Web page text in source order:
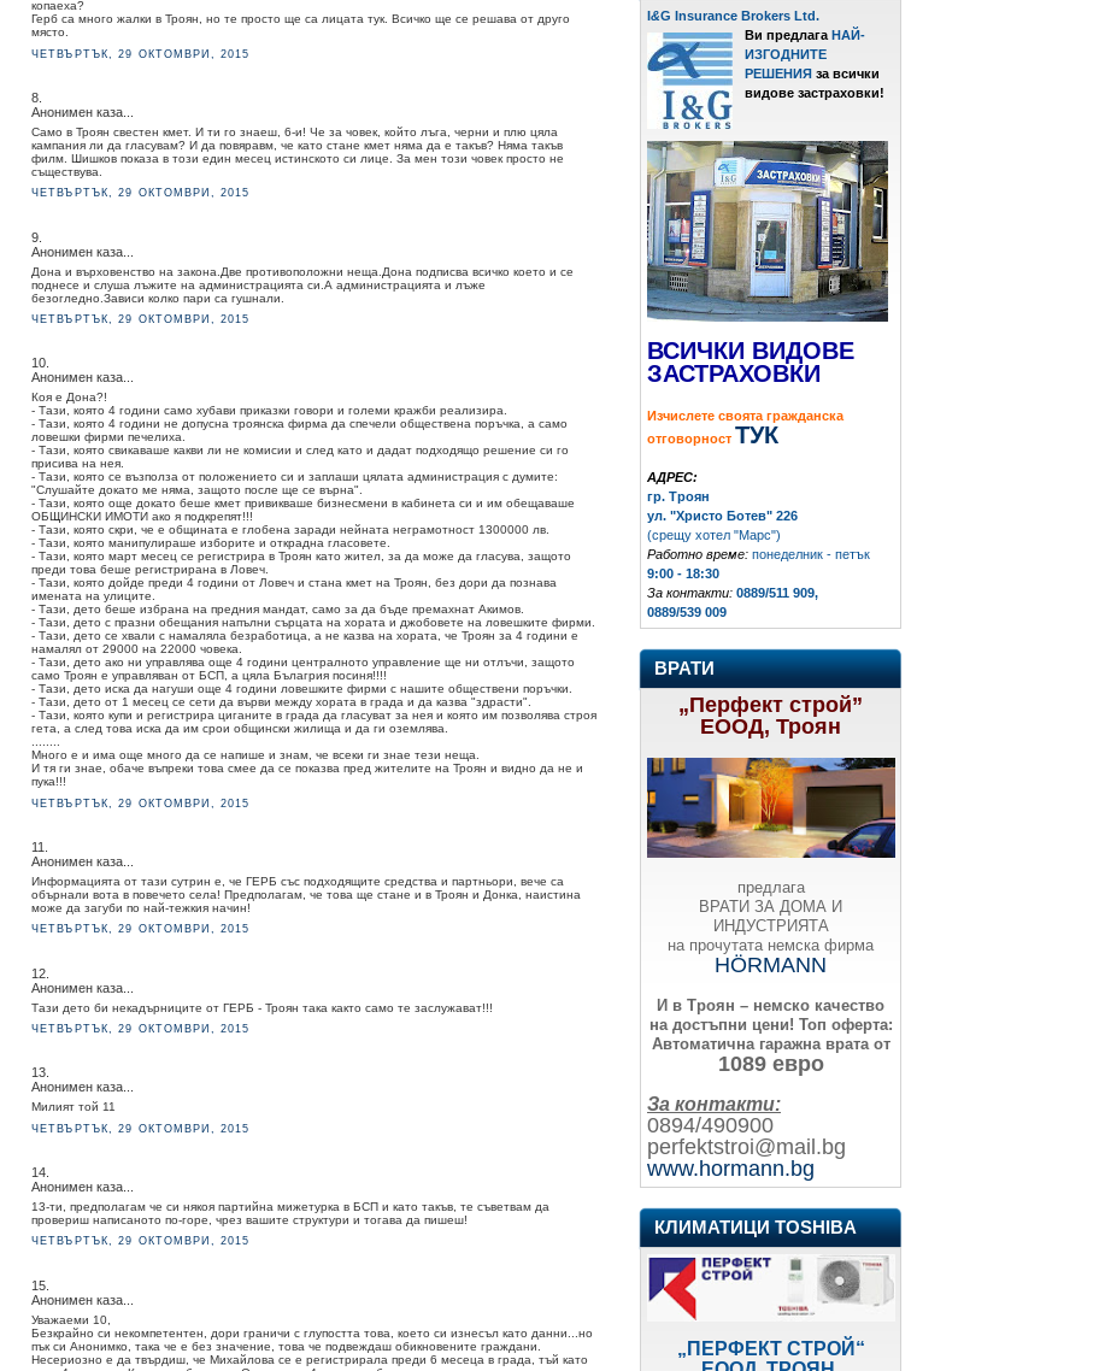
копаеха?
Герб са много жалки в Троян, но те просто ще са лицата тук. Всичко ще се решава от друго
място.
ЧЕТВЪРТЪК, 29 ОКТОМВРИ, 2015
8.
Анонимен каза...
Само в Троян свестен кмет. И ти го знаеш, 6-и! Че за човек, който лъга, черни и плю цяла
кампания ли да гласувам? И да повяравм, че като стане кмет няма да е такъв? Няма такъв
филм. Шишков показа в този един месец истинското си лице. За мен този човек просто не
съществува.
ЧЕТВЪРТЪК, 29 ОКТОМВРИ, 2015
9.
Анонимен каза...
Дона и върховенство на закона.Две противоположни неща.Дона подписва всичко което и се
поднесе и слуша лъжите на администрацията си.А администрацията и лъже
безогледно.Зависи колко пари са гушнали.
ЧЕТВЪРТЪК, 29 ОКТОМВРИ, 2015
10.
Анонимен каза...
Коя е Дона?!
- Тази, която 4 години само хубави приказки говори и големи кражби реализира.
- Тази, която 4 години не допусна троянска фирма да спечели обществена поръчка, а само
ловешки фирми печелиха.
- Тази, която свикаваше какви ли не комисии и след като и дадат подходящо решение си го
присива на нея.
- Тази, която се възполза от положението си и заплаши цялата администрация с думите:
"Слушайте докато ме няма, защото после ще се върна".
- Тази, която още докато беше кмет привикваше бизнесмени в кабинета си и им обещаваше
ОБЩИНСКИ ИМОТИ ако я подкрепят!!!
- Тази, която скри, че е общината е глобена заради нейната неграмотност 1300000 лв.
- Тази, която манипулираше изборите и открадна гласовете.
- Тази, която март месец се регистрира в Троян като жител, за да може да гласува, защото
преди това беше регистрирана в Ловеч.
- Тази, която дойде преди 4 години от Ловеч и стана кмет на Троян, без дори да познава
имената на улиците.
- Тази, дето беше избрана на предния мандат, само за да бъде премахнат Акимов.
- Тази, дето с празни обещания напълни сърцата на хората и джобовете на ловешките фирми.
- Тази, дето се хвали с намаляла безработица, а не казва на хората, че Троян за 4 години е
намалял от 29000 на 22000 човека.
- Тази, дето ако ни управлява още 4 години централното управление ще ни отлъчи, защото
само Троян е управляван от БСП, а цяла Бълагрия посиня!!!!
- Тази, дето иска да нагуши още 4 години ловешките фирми с нашите обществени поръчки.
- Тази, дето от 1 месец се сети да върви между хората в града и да казва "здрасти".
- Тази, която купи и регистрира циганите в града да гласуват за нея и която им позволява строя
гета, а след това иска да им срои общински жилища и да ги оземлява.
........
Много е и има още много да се напише и знам, че всеки ги знае тези неща.
И тя ги знае, обаче въпреки това смее да се показва пред жителите на Троян и видно да не и
пука!!!
ЧЕТВЪРТЪК, 29 ОКТОМВРИ, 2015
11.
Анонимен каза...
Информацията от тази сутрин е, че ГЕРБ със подходящите средства и партньори, вече са
обърнали вота в повечето села! Предполагам, че това ще стане и в Троян и Донка, наистина
може да загуби по най-тежкия начин!
ЧЕТВЪРТЪК, 29 ОКТОМВРИ, 2015
12.
Анонимен каза...
Тази дето би некадърниците от ГЕРБ - Троян така както само те заслужават!!!
ЧЕТВЪРТЪК, 29 ОКТОМВРИ, 2015
13.
Анонимен каза...
Милият той 11
ЧЕТВЪРТЪК, 29 ОКТОМВРИ, 2015
14.
Анонимен каза...
13-ти, предполагам че си някоя партийна мижетурка в БСП и като такъв, те съветвам да
провериш написаното по-горе, чрез вашите структури и тогава да пишеш!
ЧЕТВЪРТЪК, 29 ОКТОМВРИ, 2015
15.
Анонимен каза...
Уважаеми 10,
Безкрайно си некомпетентен, дори граничи с глупостта това, което си изнесъл като данни...но
пък си Анонимко, така че е без значение, това че подвеждаш обикновените граждани.
Несериозно е да твърдиш, че Михайлова се е регистрирала преди 6 месеца в града, тъй като
I&G Insurance Brokers Ltd.
Ви предлага НАЙ-
ИЗГОДНИТЕ
РЕШЕНИЯ за всички
видове застраховки!
ВСИЧКИ ВИДОВЕ
ЗАСТРАХОВКИ
Изчислете своята гражданска
отговорност ТУК
АДРЕС:
гр. Троян
ул. "Христо Ботев" 226
(срещу хотел "Марс")
Работно време: понеделник - петък
9:00 - 18:30
За контакти: 0889/511 909,
0889/539 009
ВРАТИ
„Перфект строй”
ЕООД, Троян
предлага
ВРАТИ ЗА ДОМА И
ИНДУСТРИЯТА
на прочутата немска фирма
HÖRMANN
И в Троян – немско качество
на достъпни цени! Топ оферта:
Автоматична гаражна врата от
1089 евро
За контакти:
0894/490900
perfektstroi@mail.bg
www.hormann.bg
КЛИМАТИЦИ TOSHIBA
„ПЕРФЕКТ СТРОЙ“